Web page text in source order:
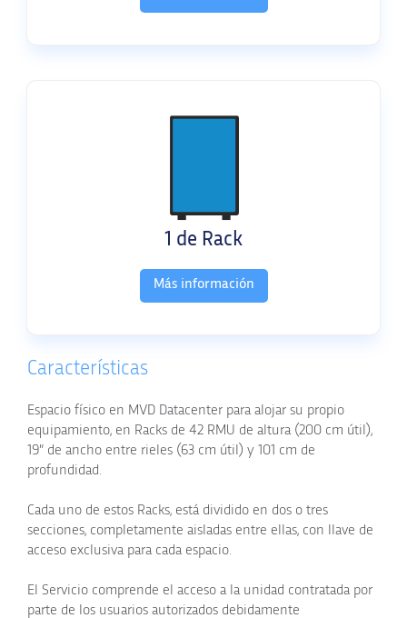
1 de Rack
Más información
Características
Espacio físico en MVD Datacenter para alojar su propio
equipamiento, en Racks de 42 RMU de altura (200 cm útil),
19” de ancho entre rieles (63 cm útil) y 101 cm de
profundidad.
Cada uno de estos Racks, está dividido en dos o tres
secciones, completamente aisladas entre ellas, con llave de
acceso exclusiva para cada espacio.
El Servicio comprende el acceso a la unidad contratada por
parte de los usuarios autorizados debidamente